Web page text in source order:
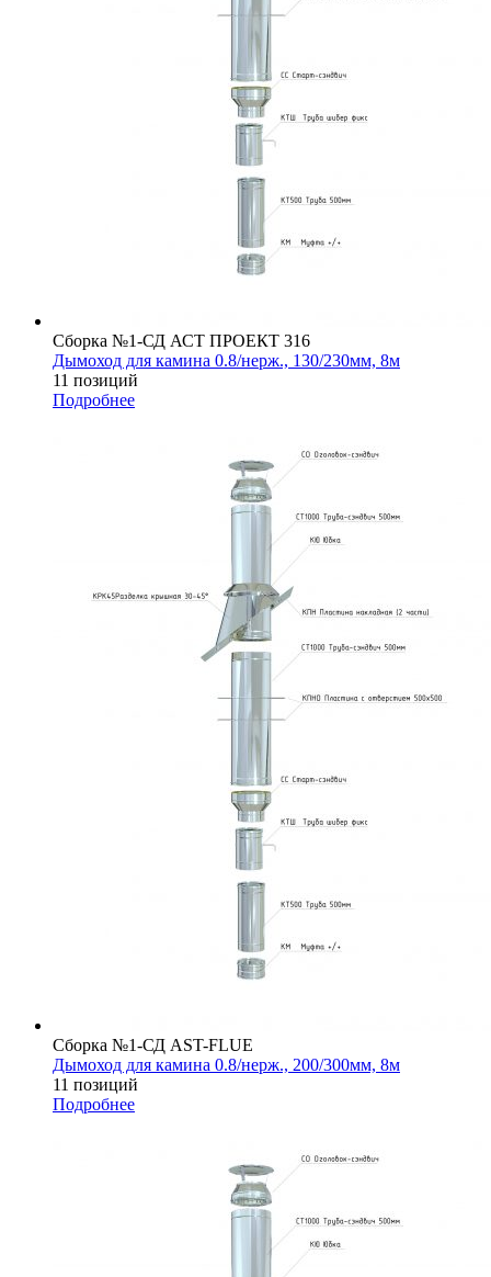
Сборка №1-СД АСТ ПРОЕКТ 316
Дымоход для камина 0.8/нерж., 130/230мм, 8м
11 позиций
Подробнее
Сборка №1-СД AST-FLUE
Дымоход для камина 0.8/нерж., 200/300мм, 8м
11 позиций
Подробнее